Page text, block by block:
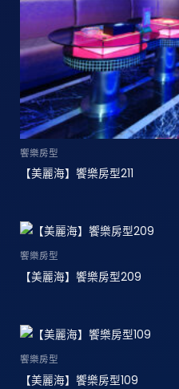
饗樂房型
【美麗海】饗樂房型211
饗樂房型
【美麗海】饗樂房型209
饗樂房型
【美麗海】饗樂房型109